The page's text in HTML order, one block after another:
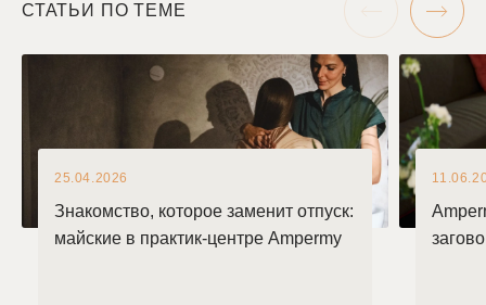
СТАТЬИ ПО ТЕМЕ
25.04.2026
Знакомство, которое заменит отпуск:
майские в практик-центре Ampermy